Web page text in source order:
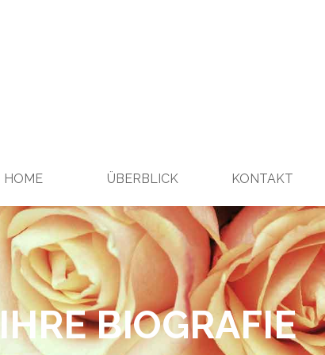
Menü überspringen
HOME ÜBERBLICK ▼
KONTAKT
IHRE BIOGRAFIE